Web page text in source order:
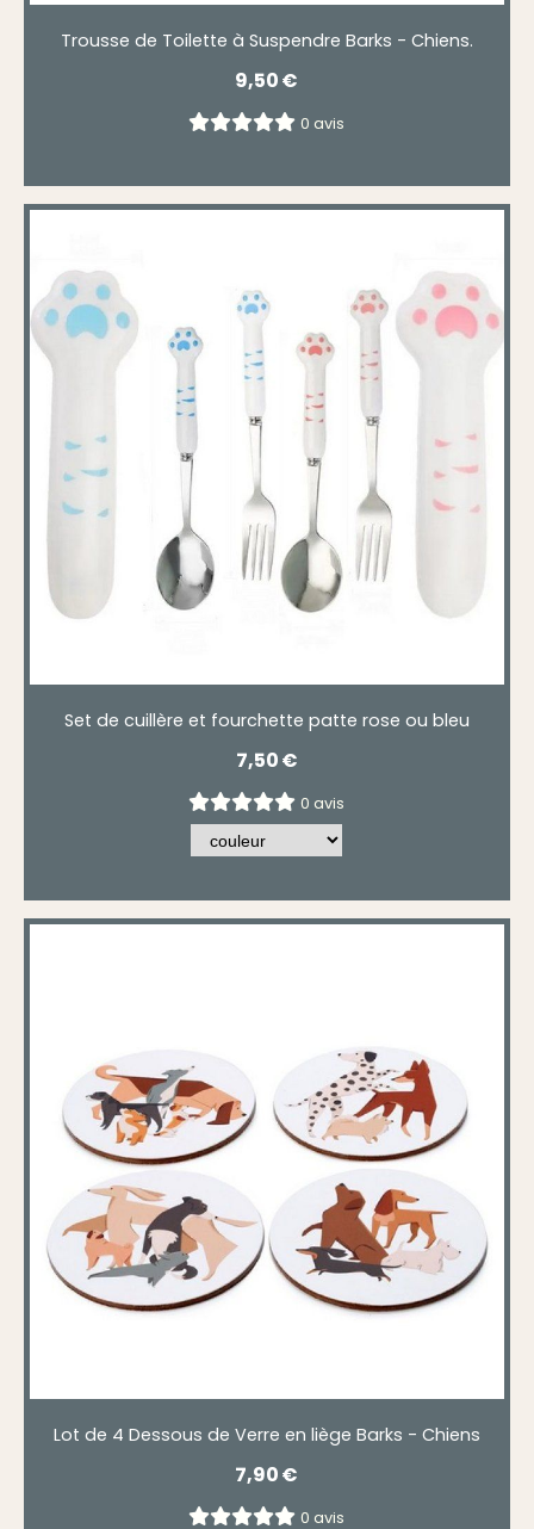
Trousse de Toilette à Suspendre Barks - Chiens.
9,50€
0 avis
Set de cuillère et fourchette patte rose ou bleu
7,50€
0 avis
Lot de 4 Dessous de Verre en liège Barks - Chiens
7,90€
0 avis